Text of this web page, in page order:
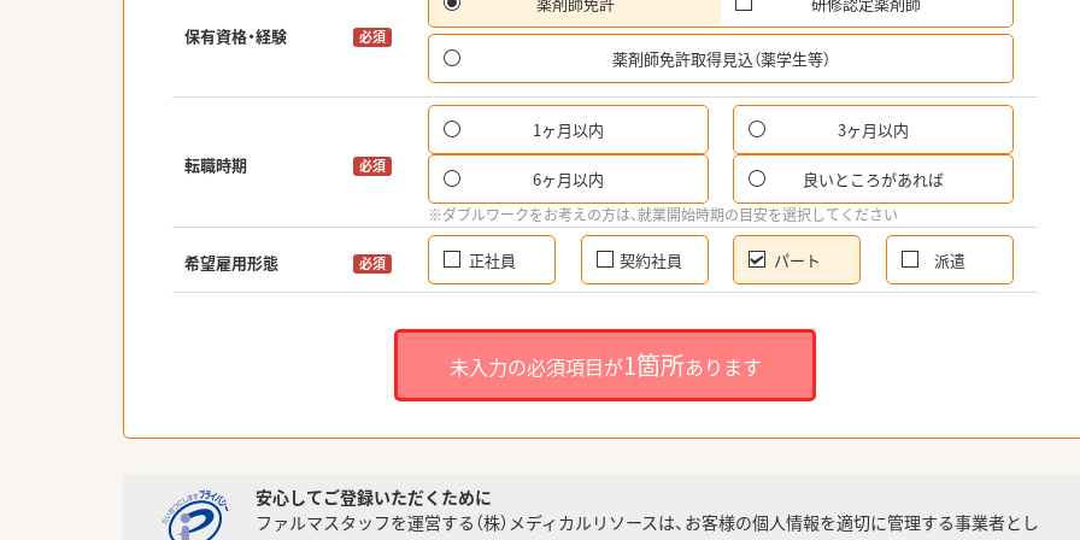
保有資格・経験 必須
薬剤師免許取得見込（薬学生等）
転職時期 必須
1ヶ月以内 3ヶ月以内
6ヶ月以内 良いところがあれば
※ダブルワークをお考えの方は、就業開始時期の目安を選択してください
希望雇用形態 必須 正社員 契約社員 パート 派遣
未入力の必須項目が1箇所あります
安心してご登録いただくために
ファルマスタッフを運営する（株）メディカルリソースは、お客様の個人情報を適切に管理する事業者とし